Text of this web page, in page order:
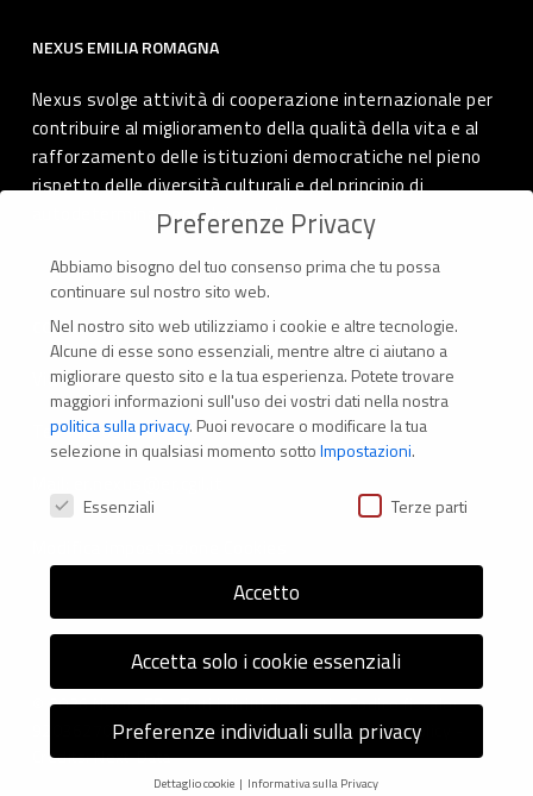
NEXUS EMILIA ROMAGNA
Nexus svolge attività di cooperazione internazionale per
contribuire al miglioramento della qualità della vita e al
rafforzamento delle istituzioni democratiche nel pieno
rispetto delle diversità culturali e del principio di
autodeterminazione dei popoli.
CONTATTI
Via Marconi 69 – 40122 Bologna (Italia)
Tel. +39 051 294 775
© 2026 Nexus ER - Tutti i diritti riservati - Codice fiscale:
92036270376 -Informativa sui CookieePrivacy Policy
Credits: Next-Data
Preferenze Privacy
Abbiamo bisogno del tuo consenso prima che tu possa
continuare sul nostro sito web.
Nel nostro sito web utilizziamo i cookie e altre tecnologie.
Alcune di esse sono essenziali, mentre altre ci aiutano a
migliorare questo sito e la tua esperienza. Potete trovare
maggiori informazioni sull'uso dei vostri dati nella nostra
politica sulla privacy. Puoi revocare o modificare la tua
selezione in qualsiasi momento sottoImpostazioni.
Preferenze Privacy
Essenziali Terze parti
Accetto
Accetta solo i cookie essenziali
Preferenze individuali sulla privacy
Dettaglio cookie Informativa sulla Privacy